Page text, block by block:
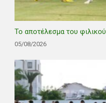
Το αποτέλεσμα του φιλικού
05/08/2026